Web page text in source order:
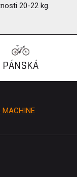
20-22 kg.
PÁNSKÁ
MACHINE